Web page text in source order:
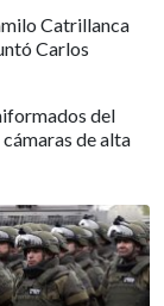
Catrillanca
Carlos
del
de alta